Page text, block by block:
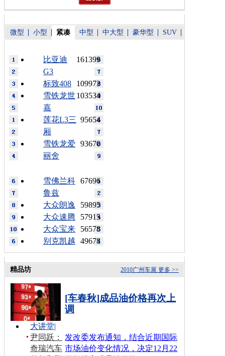
微型 小型 紧凑 中型 中大型 豪华型 SUV
161399
比亚迪
G3
109973
标致408
103534
雪铁龙世
嘉
95654
莲花L3三
厢
93670
雪铁龙爱
丽舍
67696
雪佛兰科
鲁兹
59895
大众朗逸
57915
大众速腾
56578
大众宝来
49678
别克凯越
更多 >>
2010广州车展
精品坊
[车春秋]成品油价格再次上
调
发改委发布通知，结合近期国际
市场油价变化情况，决定12月22
大讲堂|
尹同跃：
奇瑞汽车